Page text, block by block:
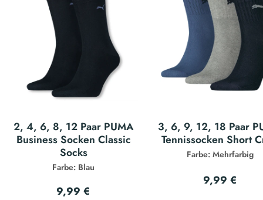
2, 4, 6, 8, 12 Paar PUMA
Business Socken Classic
Socks
Farbe: Blau
9,99 €
3, 6, 9, 12, 18 Paar
Tennissocken Short
Farbe: Mehrfarbig
9,99 €